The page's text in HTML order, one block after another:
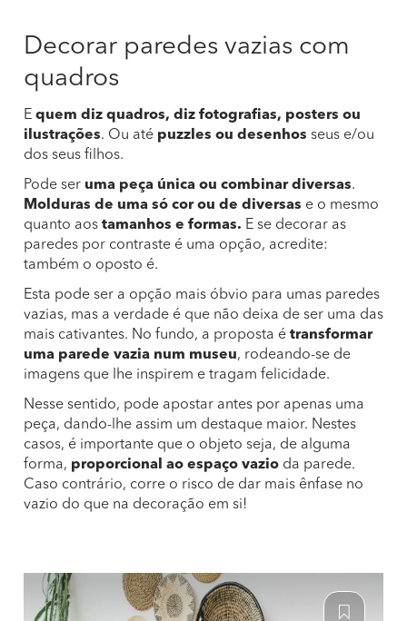
Decorar paredes vazias com
quadros
E quem diz quadros, diz fotografias, posters ou
ilustrações. Ou até puzzles ou desenhos seus e/ou
dos seus filhos.
Pode ser uma peça única ou combinar diversas.
Molduras de uma só cor ou de diversas e o mesmo
quanto aos tamanhos e formas. E se decorar as
paredes por contraste é uma opção, acredite:
também o oposto é.
Esta pode ser a opção mais óbvio para umas paredes
vazias, mas a verdade é que não deixa de ser uma das
mais cativantes. No fundo, a proposta é transformar
uma parede vazia num museu, rodeando-se de
imagens que lhe inspirem e tragam felicidade.
Nesse sentido, pode apostar antes por apenas uma
peça, dando-lhe assim um destaque maior. Nestes
casos, é importante que o objeto seja, de alguma
forma, proporcional ao espaço vazio da parede.
Caso contrário, corre o risco de dar mais ênfase no
vazio do que na decoração em si!